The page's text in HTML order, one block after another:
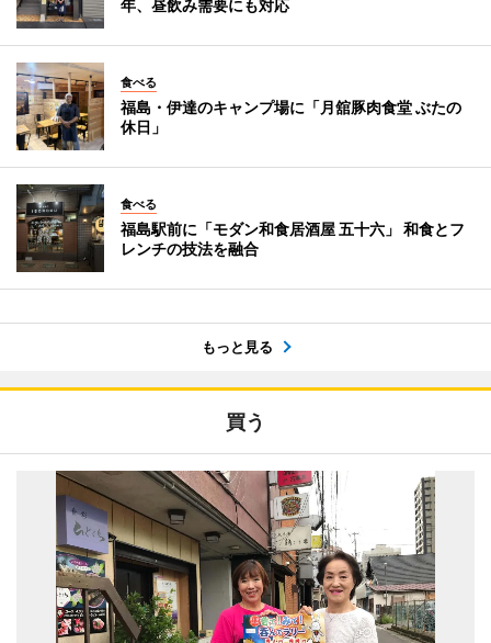
年、昼飲み需要にも対応
食べる
福島・伊達のキャンプ場に「月舘豚肉食堂 ぶたの
休日」
食べる
福島駅前に「モダン和食居酒屋 五十六」 和食とフ
レンチの技法を融合
もっと見る
買う